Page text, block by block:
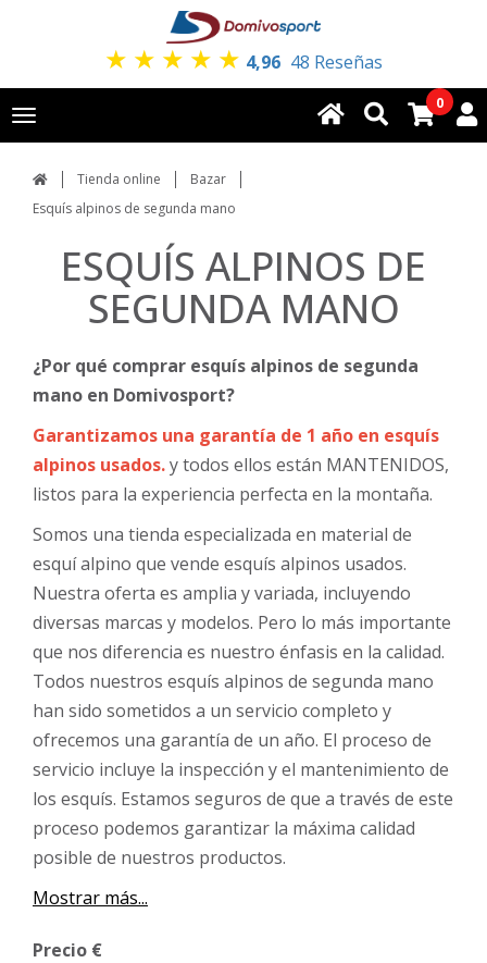
★ ★ ★ ★ ★ 4,96 48 Reseñas
Toggle
navigation
0
Tienda online
Bazar
Esquís alpinos de segunda mano
ESQUÍS ALPINOS DE
SEGUNDA MANO
¿Por qué comprar esquís alpinos de segunda
mano en Domivosport?
Garantizamos una garantía de 1 año en esquís
alpinos usados.y todos ellos están MANTENIDOS,
listos para la experiencia perfecta en la montaña.
Somos una tienda especializada en material de
esquí alpino que vende esquís alpinos usados.
Nuestra oferta es amplia y variada, incluyendo
diversas marcas y modelos. Pero lo más importante
que nos diferencia es nuestro énfasis en la calidad.
Todos nuestros esquís alpinos de segunda mano
han sido sometidos a un servicio completo y
ofrecemos una garantía de un año. El proceso de
servicio incluye la inspección y el mantenimiento de
los esquís. Estamos seguros de que a través de este
proceso podemos garantizar la máxima calidad
posible de nuestros productos.
Mostrar más...
Precio €